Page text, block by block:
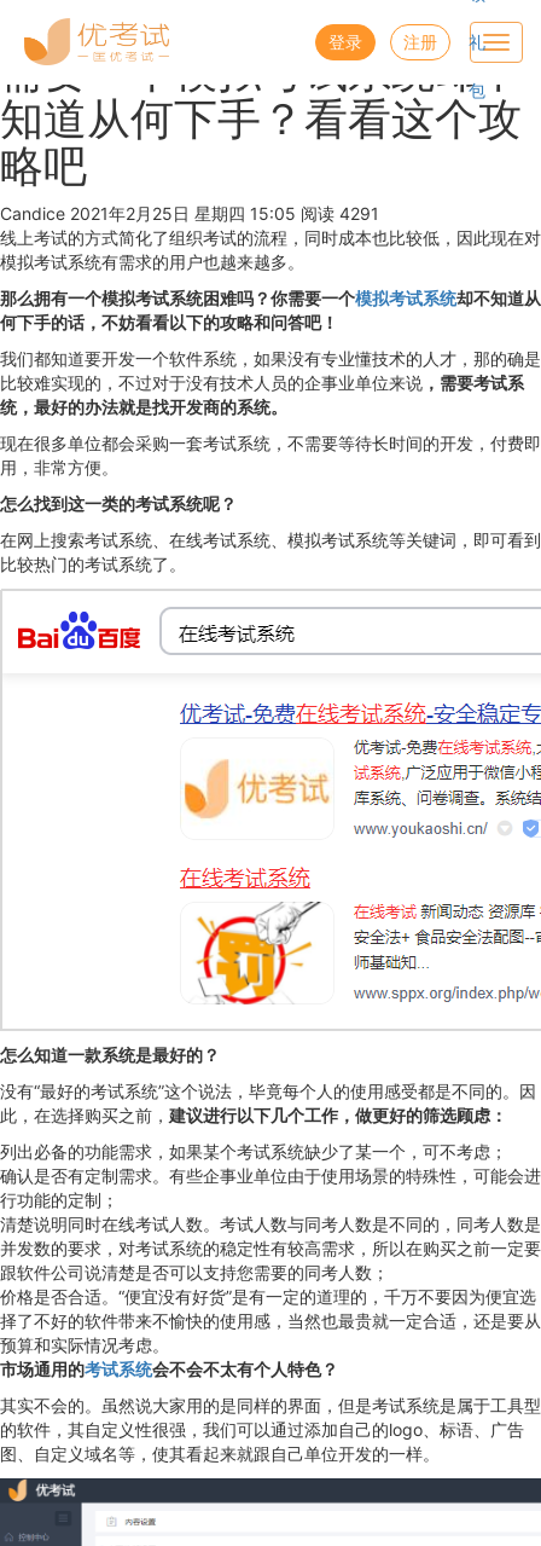
登录 注册 礼
包
需要一个模拟考试系统却不
知道从何下手？看看这个攻
略吧
Candice 2021年2月25日 星期四 15:05 阅读 4291
线上考试的方式简化了组织考试的流程，同时成本也比较低，因此现在对
模拟考试系统有需求的用户也越来越多。
那么拥有一个模拟考试系统困难吗？你需要一个模拟考试系统却不知道从
何下手的话，不妨看看以下的攻略和问答吧！
我们都知道要开发一个软件系统，如果没有专业懂技术的人才，那的确是
比较难实现的，不过对于没有技术人员的企事业单位来说 ，需要考试系
统，最好的办法就是找开发商的系统。
现在很多单位都会采购一套考试系统，不需要等待长时间的开发，付费即
用，非常方便。
怎么找到这一类的考试系统呢？
在网上搜索考试系统、在线考试系统、模拟考试系统等关键词，即可看到
比较热门的考试系统了。
怎么知道一款系统是最好的？
没有“最好的考试系统”这个说法，毕竟每个人的使用感受都是不同的。因
此，在选择购买之前， 建议进行以下几个工作，做更好的筛选顾虑：
列出必备的功能需求，如果某个考试系统缺少了某一个，可不考虑；
确认是否有定制需求。有些企事业单位由于使用场景的特殊性，可能会进
行功能的定制；
清楚说明同时在线考试人数。考试人数与同考人数是不同的，同考人数是
并发数的要求，对考试系统的稳定性有较高需求，所以在购买之前一定要
跟软件公司说清楚是否可以支持您需要的同考人数；
价格是否合适。“便宜没有好货”是有一定的道理的，千万不要因为便宜选
择了不好的软件带来不愉快的使用感，当然也最贵就一定合适，还是要从
预算和实际情况考虑。
市场通用的考试系统会不会不太有个人特色？
其实不会的。虽然说大家用的是同样的界面，但是考试系统是属于工具型
的软件，其自定义性很强，我们可以通过添加自己的logo、标语、广告
图、自定义域名等，使其看起来就跟自己单位开发的一样。